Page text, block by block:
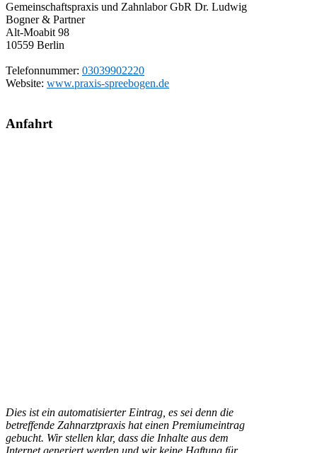
Gemeinschaftspraxis und Zahnlabor GbR Dr. Ludwig
Bogner & Partner
Alt-Moabit 98
10559 Berlin
Telefonnummer: 03039902220
Website: www.praxis-spreebogen.de
Anfahrt
Dies ist ein automatisierter Eintrag, es sei denn die
betreffende Zahnarztpraxis hat einen Premiumeintrag
gebucht. Wir stellen klar, dass die Inhalte aus dem